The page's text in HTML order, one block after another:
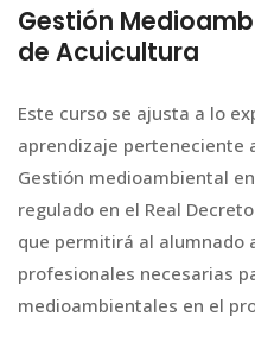
Gestión
de Acuicultura
Este curso se ajusta a lo
aprendizaje perteneciente
Gestión medioambiental
regulado en el Real
que permitirá al alumnado
profesionales necesarias
medioambientales en el